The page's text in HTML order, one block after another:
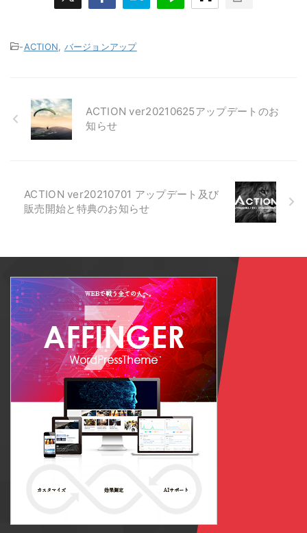
-ACTION バージョンアップ
ACTION ver20210625アップデートのお
知らせ
ACTION ver20210701 アップデート及び
販売開始と特典のお知らせ